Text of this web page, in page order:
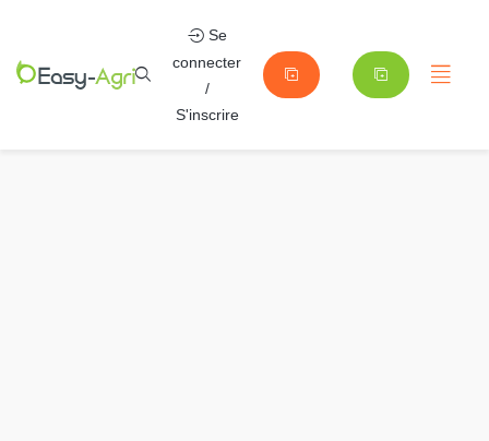
Se
connecter
/
S'inscrire